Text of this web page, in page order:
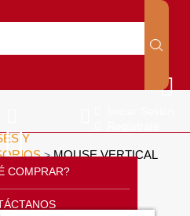
COMPRAR?
Y
>MOUSE VERTICAL